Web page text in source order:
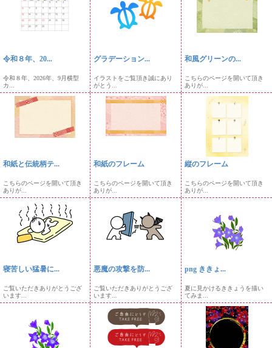
令和８年、20...
令和８年、2026年、9月横型
カ...
グラデーション...
イラストをご覧頂き誠にあり
がとう...
和風グリーンの...
こちらのページを開いて頂き
ありが...
和紙と伝統柄テ...
こちらのページを開いて頂き
ありが...
和紙のフレーム
こちらのページを開いて頂き
ありが...
縦のフレーム
こちらのページを開いて頂き
ありが...
寝苦しい猛暑に...
ご覧いただきありがとうござ
います...
悪魔の攻撃を防...
ご覧いただきありがとうござ
います...
png ききょ...
夏に見かけるききょうを描い
てみま...